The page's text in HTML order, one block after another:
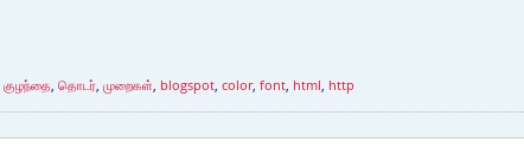
குழந்தை, தொடர், முறைகள், blogspot, color, font, html, http